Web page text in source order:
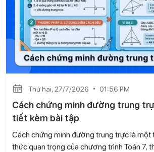
Thứ hai, 27/7/2026 01:56 PM
Cách chứng minh đường trung
tiết kèm bài tập
Cách chứng minh đường trung trực là một
thức quan trọng của chương trình Toán 7,